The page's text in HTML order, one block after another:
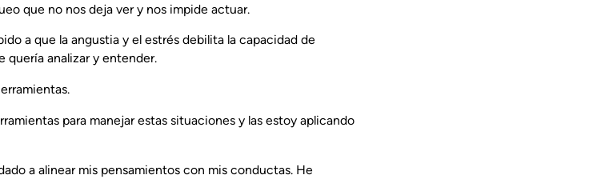
que no nos deja ver y nos impide actuar.
a que la angustia y el estrés debilita la capacidad de
quería analizar y entender.
para manejar estas situaciones y las estoy aplicando
a alinear mis pensamientos con mis conductas. He